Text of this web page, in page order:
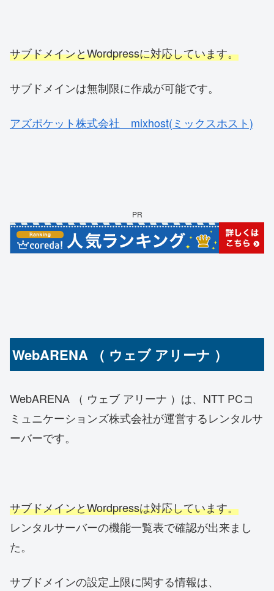
サブドメインとWordpressに対応しています。
サブドメインは無制限に作成が可能です。
アズポケット株式会社 mixhost(ミックスホスト)
PR
WebARENA （ ウェブ アリーナ ）
WebARENA （ ウェブ アリーナ ）は、NTT PCコ
ミュニケーションズ株式会社が運営するレンタルサ
ーバーです。
サブドメインとWordpressは対応しています。
レンタルサーバーの機能一覧表で確認が出来まし
た。
サブドメインの設定上限に関する情報は、